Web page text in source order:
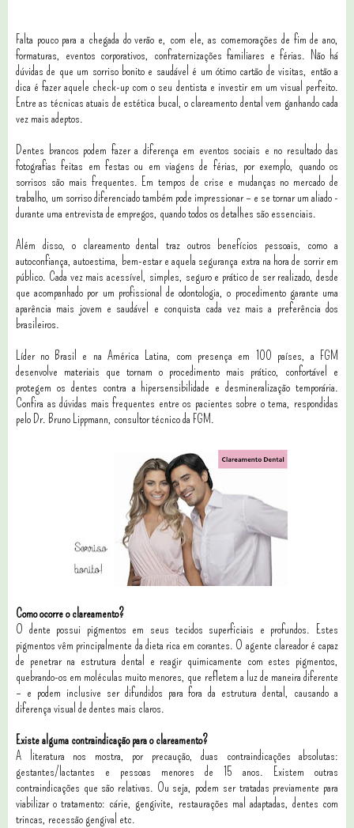
Falta pouco para a chegada do verão e, com ele, as comemorações de fim de ano,
formaturas, eventos corporativos, confraternizações familiares e férias. Não há
dúvidas de que um sorriso bonito e saudável é um ótimo cartão de visitas, então a
dica é fazer aquele check-up com o seu dentista e investir em um visual perfeito.
Entre as técnicas atuais de estética bucal, o clareamento dental vem ganhando cada
vez mais adeptos.
Dentes brancos podem fazer a diferença em eventos sociais e no resultado das
fotografias feitas em festas ou em viagens de férias, por exemplo, quando os
sorrisos são mais frequentes. Em tempos de crise e mudanças no mercado de
trabalho, um sorriso diferenciado também pode impressionar – e se tornar um aliado -
durante uma entrevista de empregos, quando todos os detalhes são essenciais.
Além disso, o clareamento dental traz outros benefícios pessoais, como a
autoconfiança, autoestima, bem-estar e aquela segurança extra na hora de sorrir em
público. Cada vez mais acessível, simples, seguro e prático de ser realizado, desde
que acompanhado por um profissional de odontologia, o procedimento garante uma
aparência mais jovem e saudável e conquista cada vez mais a preferência dos
brasileiros.
Líder no Brasil e na América Latina, com presença em 100 países, a FGM
desenvolve materiais que tornam o procedimento mais prático, confortável e
protegem os dentes contra a hipersensibilidade e desmineralização temporária.
Confira as dúvidas mais frequentes entre os pacientes sobre o tema, respondidas
pelo Dr. Bruno Lippmann, consultor técnico da FGM.
Como ocorre o clareamento?
O dente possui pigmentos em seus tecidos superficiais e profundos. Estes
pigmentos vêm principalmente da dieta rica em corantes. O agente clareador é capaz
de penetrar na estrutura dental e reagir quimicamente com estes pigmentos,
quebrando-os em moléculas muito menores, que refletem a luz de maneira diferente
– e podem inclusive ser difundidos para fora da estrutura dental, causando a
diferença visual de dentes mais claros.
Existe alguma contraindicação para o clareamento?
A literatura nos mostra, por precaução, duas contraindicações absolutas:
gestantes/lactantes e pessoas menores de 15 anos. Existem outras
contraindicações que são relativas. Ou seja, podem ser tratadas previamente para
viabilizar o tratamento: cárie, gengivite, restaurações mal adaptadas, dentes com
trincas, recessão gengival etc.